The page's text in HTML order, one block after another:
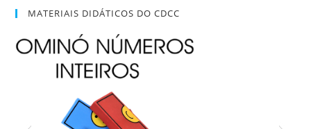
MATERIAIS DIDÁTICOS DO CDCC